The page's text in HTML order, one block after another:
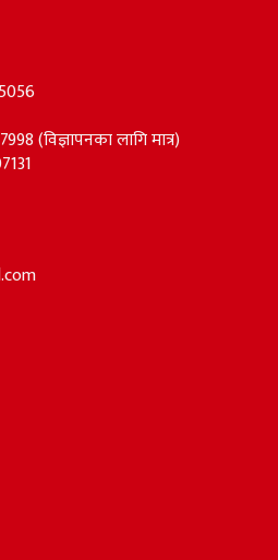
(विज्ञापनका लागि मात्र)